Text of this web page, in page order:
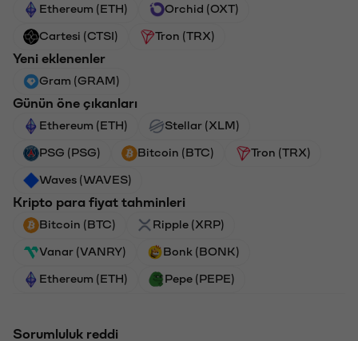
Ethereum (ETH) Orchid (OXT)
Cartesi (CTSI) Tron (TRX)
Yeni eklenenler
Gram (GRAM)
Günün öne çıkanları
Ethereum (ETH) Stellar (XLM)
PSG (PSG) Bitcoin (BTC) Tron (TRX)
Waves (WAVES)
Kripto para fiyat tahminleri
Bitcoin (BTC) Ripple (XRP)
Vanar (VANRY) Bonk (BONK)
Ethereum (ETH) Pepe (PEPE)
Sorumluluk reddi